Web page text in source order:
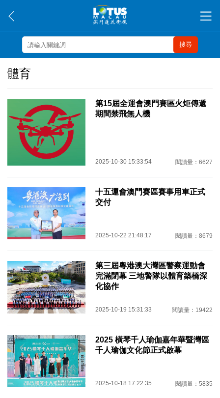
搜尋
體育
第15屆全運會澳門賽區火炬傳遞
期間禁飛無人機
2025-10-30 15:33:54 閱讀量：6627
十五運會澳門賽區賽事用車正式
交付
2025-10-22 21:48:17 閱讀量：8679
第三屆粵港澳大灣區警察運動會
完滿閉幕 三地警隊以體育築橋深
化協作
2025-10-19 15:31:33 閱讀量：19422
2025 橫琴千人瑜伽嘉年華暨灣區
千人瑜伽文化節正式啟幕
2025-10-18 17:22:35 閱讀量：5835